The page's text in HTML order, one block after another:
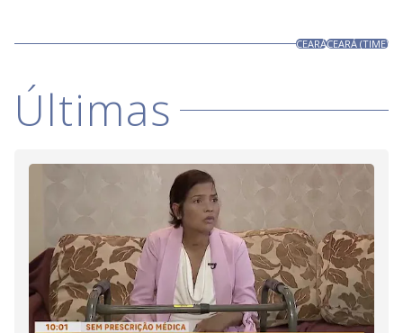
CEARÁCEARÁ (TIME)
Últimas